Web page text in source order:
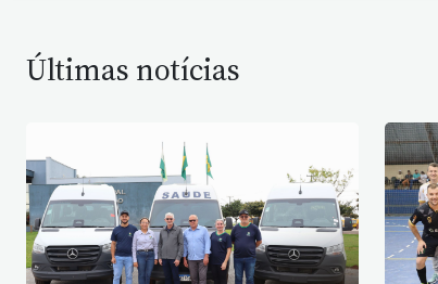
Últimas notícias